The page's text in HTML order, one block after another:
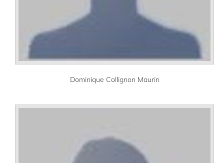
Dominique Collignon Maurin